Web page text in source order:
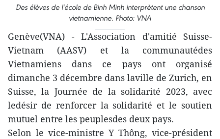
Des élèves de l'école de Binh Minh interprètent une chanson
vietnamienne. Photo: VNA
Genève(VNA) - L'Association d'amitié Suisse-
Vietnam (AASV) et la communautédes
Vietnamiens dans ce pays ont organisé
dimanche 3 décembre dans laville de Zurich, en
Suisse, la Journée de la solidarité 2023, avec
ledésir de renforcer la solidarité et le soutien
mutuel entre les peuplesdes deux pays.
Selon le vice-ministre Y Thông, vice-président